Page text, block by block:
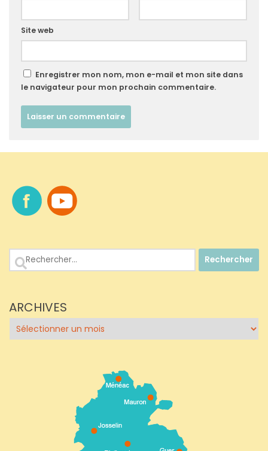
Site web
Enregistrer mon nom, mon e-mail et mon site dans
le navigateur pour mon prochain commentaire.
Rechercher :
ARCHIVES
Archives